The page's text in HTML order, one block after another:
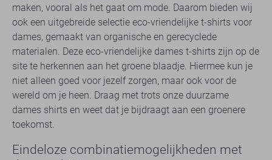
maken, vooral als het gaat om mode. Daarom bieden wij
ook een uitgebreide selectie eco-vriendelijke t-shirts voor
dames, gemaakt van organische en gerecyclede
materialen. Deze eco-vriendelijke dames t-shirts zijn op de
site te herkennen aan het groene blaadje. Hiermee kun je
niet alleen goed voor jezelf zorgen, maar ook voor de
wereld om je heen. Draag met trots onze duurzame
dames shirts en weet dat je bijdraagt aan een groenere
toekomst.
Eindeloze combinatiemogelijkheden met